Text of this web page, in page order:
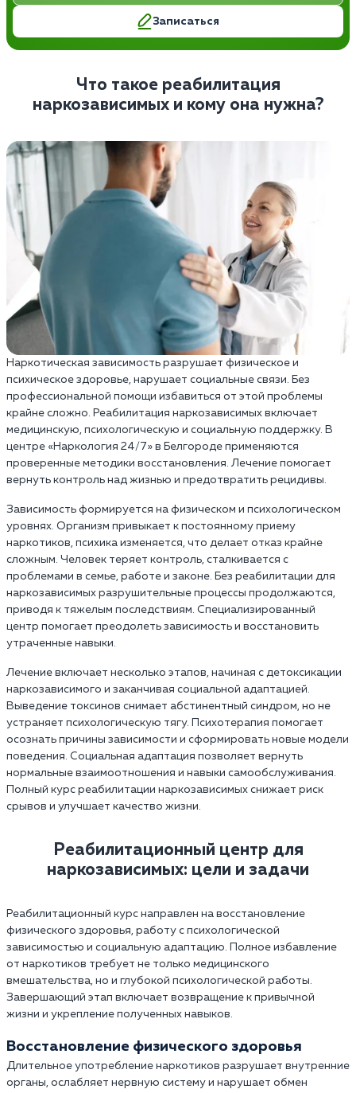
Записаться
Что такое реабилитация
наркозависимых и кому она нужна?
Наркотическая зависимость разрушает физическое и
психическое здоровье, нарушает социальные связи. Без
профессиональной помощи избавиться от этой проблемы
крайне сложно. Реабилитация наркозависимых включает
медицинскую, психологическую и социальную поддержку. В
центре «Наркология 24/7» в Белгороде применяются
проверенные методики восстановления. Лечение помогает
вернуть контроль над жизнью и предотвратить рецидивы.
Зависимость формируется на физическом и психологическом
уровнях. Организм привыкает к постоянному приему
наркотиков, психика изменяется, что делает отказ крайне
сложным. Человек теряет контроль, сталкивается с
проблемами в семье, работе и законе. Без реабилитации для
наркозависимых разрушительные процессы продолжаются,
приводя к тяжелым последствиям. Специализированный
центр помогает преодолеть зависимость и восстановить
утраченные навыки.
Лечение включает несколько этапов, начиная с детоксикации
наркозависимого и заканчивая социальной адаптацией.
Выведение токсинов снимает абстинентный синдром, но не
устраняет психологическую тягу. Психотерапия помогает
осознать причины зависимости и сформировать новые модели
поведения. Социальная адаптация позволяет вернуть
нормальные взаимоотношения и навыки самообслуживания.
Полный курс реабилитации наркозависимых снижает риск
срывов и улучшает качество жизни.
Реабилитационный центр для
наркозависимых: цели и задачи
Реабилитационный курс направлен на восстановление
физического здоровья, работу с психологической
зависимостью и социальную адаптацию. Полное избавление
от наркотиков требует не только медицинского
вмешательства, но и глубокой психологической работы.
Завершающий этап включает возвращение к привычной
жизни и укрепление полученных навыков.
Восстановление физического здоровья
Длительное употребление наркотиков разрушает внутренние
органы, ослабляет нервную систему и нарушает обмен